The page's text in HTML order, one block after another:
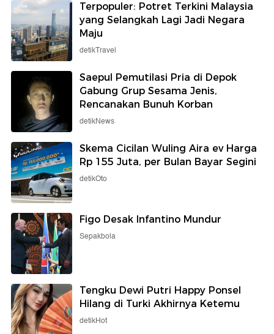
Terpopuler: Potret Terkini Malaysia
yang Selangkah Lagi Jadi Negara
Maju
detikTravel
Saepul Pemutilasi Pria di Depok
Gabung Grup Sesama Jenis,
Rencanakan Bunuh Korban
detikNews
Skema Cicilan Wuling Aira ev Harga
Rp 155 Juta, per Bulan Bayar Segini
detikOto
Figo Desak Infantino Mundur
Sepakbola
Tengku Dewi Putri Happy Ponsel
Hilang di Turki Akhirnya Ketemu
detikHot